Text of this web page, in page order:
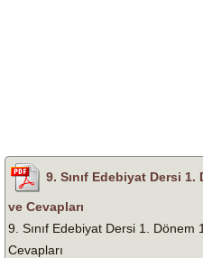
9. Sınıf Edebiyat Dersi 1.
ve Cevapları
9. Sınıf Edebiyat Dersi 1. Dönem
Cevapları